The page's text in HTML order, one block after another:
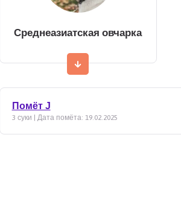
Среднеазиатская овчарка
Помёт Ј
3 суки | Дата помёта: 19.02.2025